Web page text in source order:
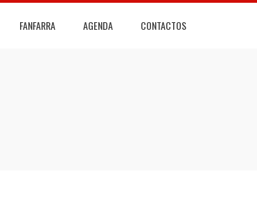
FANFARRA AGENDA CONTACTOS